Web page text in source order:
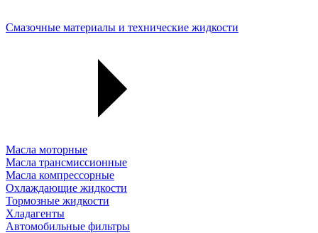
Смазочные материалы и технические жидкости
Масла моторные
Масла трансмиссионные
Масла компрессорные
Охлаждающие жидкости
Тормозные жидкости
Хладагенты
Автомобильные фильтры